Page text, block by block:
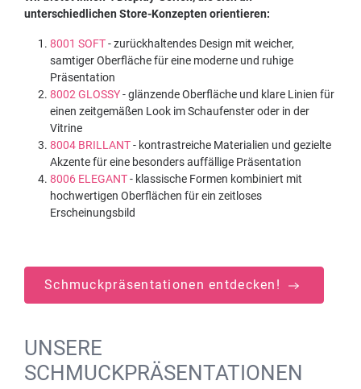
unterschiedlichen Store-Konzepten orientieren:
8001 SOFT- zurückhaltendes Design mit weicher,
samtiger Oberfläche für eine moderne und ruhige
Präsentation
8002 GLOSSY- glänzende Oberfläche und klare Linien für
einen zeitgemäßen Look im Schaufenster oder in der
Vitrine
8004 BRILLANT- kontrastreiche Materialien und gezielte
Akzente für eine besonders auffällige Präsentation
8006 ELEGANT- klassische Formen kombiniert mit
hochwertigen Oberflächen für ein zeitloses
Erscheinungsbild
Schmuckpräsentationen entdecken!
UNSERE
SCHMUCKPRÄSENTATIONEN